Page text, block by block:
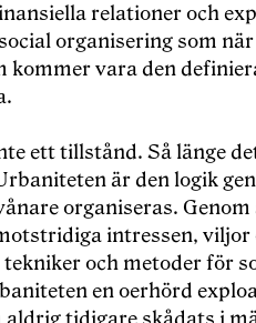
relationer och
organisering som
kommer vara den
ett tillstånd. Så länge
är den logik
organiseras.
intressen, viljor
och metoder för
en oerhörd